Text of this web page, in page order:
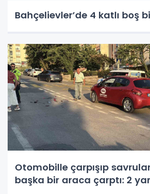
Bahçelievler’de 4 katlı boş
Otomobille çarpışıp
başka bir araca çarptı: 2